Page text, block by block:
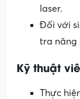
laser.
Đối với
tra năng
Kỹ thuật
Thực